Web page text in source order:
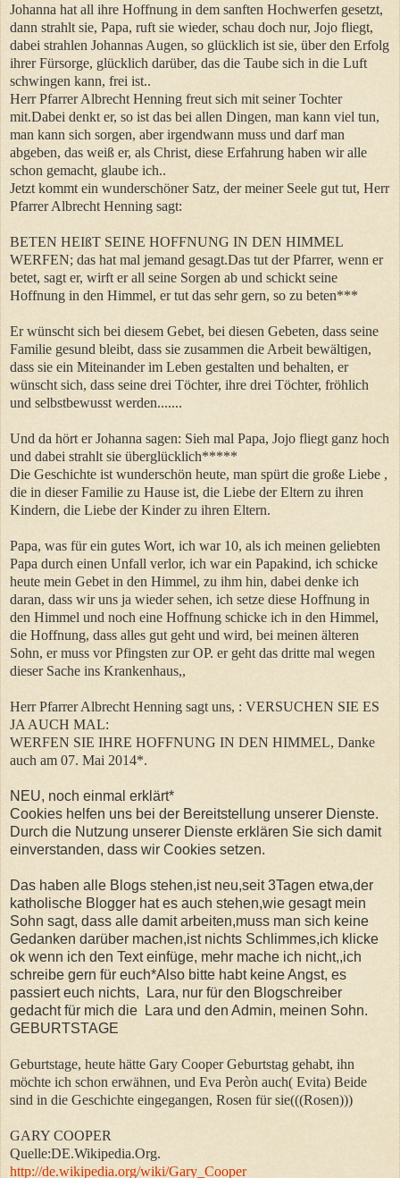
Johanna hat all ihre Hoffnung in dem sanften Hochwerfen gesetzt,
dann strahlt sie, Papa, ruft sie wieder, schau doch nur, Jojo fliegt,
dabei strahlen Johannas Augen, so glücklich ist sie, über den Erfolg
ihrer Fürsorge, glücklich darüber, das die Taube sich in die Luft
schwingen kann, frei ist..
Herr Pfarrer Albrecht Henning freut sich mit seiner Tochter
mit.Dabei denkt er, so ist das bei allen Dingen, man kann viel tun,
man kann sich sorgen, aber irgendwann muss und darf man
abgeben, das weiß er, als Christ, diese Erfahrung haben wir alle
schon gemacht, glaube ich..
Jetzt kommt ein wunderschöner Satz, der meiner Seele gut tut, Herr
Pfarrer Albrecht Henning sagt:
BETEN HEIßT SEINE HOFFNUNG IN DEN HIMMEL
WERFEN; das hat mal jemand gesagt.Das tut der Pfarrer, wenn er
betet, sagt er, wirft er all seine Sorgen ab und schickt seine
Hoffnung in den Himmel, er tut das sehr gern, so zu beten***
Er wünscht sich bei diesem Gebet, bei diesen Gebeten, dass seine
Familie gesund bleibt, dass sie zusammen die Arbeit bewältigen,
dass sie ein Miteinander im Leben gestalten und behalten, er
wünscht sich, dass seine drei Töchter, ihre drei Töchter, fröhlich
und selbstbewusst werden.......
Und da hört er Johanna sagen: Sieh mal Papa, Jojo fliegt ganz hoch
und dabei strahlt sie überglücklich*****
Die Geschichte ist wunderschön heute, man spürt die große Liebe ,
die in dieser Familie zu Hause ist, die Liebe der Eltern zu ihren
Kindern, die Liebe der Kinder zu ihren Eltern.
Papa, was für ein gutes Wort, ich war 10, als ich meinen geliebten
Papa durch einen Unfall verlor, ich war ein Papakind, ich schicke
heute mein Gebet in den Himmel, zu ihm hin, dabei denke ich
daran, dass wir uns ja wieder sehen, ich setze diese Hoffnung in
den Himmel und noch eine Hoffnung schicke ich in den Himmel,
die Hoffnung, dass alles gut geht und wird, bei meinen älteren
Sohn, er muss vor Pfingsten zur OP. er geht das dritte mal wegen
dieser Sache ins Krankenhaus,,
Herr Pfarrer Albrecht Henning sagt uns, : VERSUCHEN SIE ES
JA AUCH MAL:
WERFEN SIE IHRE HOFFNUNG IN DEN HIMMEL, Danke
auch am 07. Mai 2014*.
NEU, noch einmal erklärt*
Cookies helfen uns bei der Bereitstellung unserer Dienste.
Durch die Nutzung unserer Dienste erklären Sie sich damit
einverstanden, dass wir Cookies setzen.
Das haben alle Blogs stehen,ist neu,seit 3Tagen etwa,der
katholische Blogger hat es auch stehen,wie gesagt mein
Sohn sagt, dass alle damit arbeiten,muss man sich keine
Gedanken darüber machen,ist nichts Schlimmes,ich klicke
ok wenn ich den Text einfüge, mehr mache ich nicht,,ich
schreibe gern für euch*Also bitte habt keine Angst, es
passiert euch nichts, Lara, nur für den Blogschreiber
gedacht für mich die Lara und den Admin, meinen Sohn.
GEBURTSTAGE
Geburtstage, heute hätte Gary Cooper Geburtstag gehabt, ihn
möchte ich schon erwähnen, und Eva Peròn auch( Evita) Beide
sind in die Geschichte eingegangen, Rosen für sie(((Rosen)))
GARY COOPER
Quelle:DE.Wikipedia.Org.
http://de.wikipedia.org/wiki/Gary_Cooper